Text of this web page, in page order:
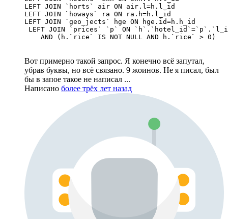
LEFT JOIN `horts` air ON air.l=h.l_id
LEFT JOIN `howays` ra ON ra.h=h.l_id
LEFT JOIN `geo_jects` hge ON hge.id=h.h_id
LEFT JOIN `prices` `p` ON
    AND (h.`rice` IS NOT NULL AND h.`rice` > 0)
Вот примерно такой запрос. Я конечно всё запутал,
убрав буквы, но всё связано. 9 жоинов. Не я писал, был
бы в запое такое не написал ...
Написано более трёх лет назад